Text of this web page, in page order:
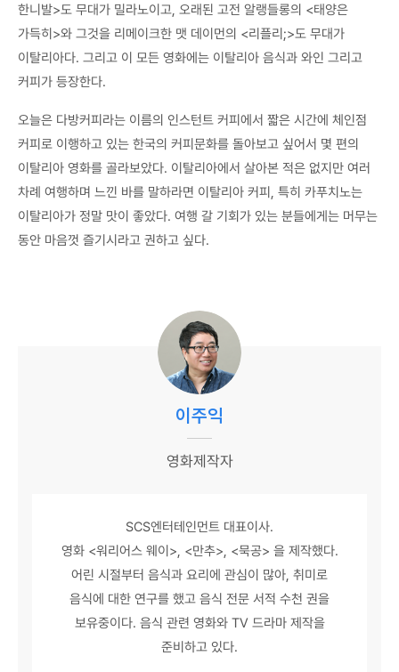
한니발>도 무대가 밀라노이고, 오래된 고전 알랭들롱의 <태양은
가득히>와 그것을 리메이크한 맷 데이먼의 <리플리;>도 무대가
이탈리아다. 그리고 이 모든 영화에는 이탈리아 음식과 와인 그리고
커피가 등장한다.
오늘은 다방커피라는 이름의 인스턴트 커피에서 짧은 시간에 체인점
커피로 이행하고 있는 한국의 커피문화를 돌아보고 싶어서 몇 편의
이탈리아 영화를 골라보았다. 이탈리아에서 살아본 적은 없지만 여러
차례 여행하며 느낀 바를 말하라면 이탈리아 커피, 특히 카푸치노는
이탈리아가 정말 맛이 좋았다. 여행 갈 기회가 있는 분들에게는 머무는
동안 마음껏 즐기시라고 권하고 싶다.
이주익
영화제작자
SCS엔터테인먼트 대표이사.
영화 <워리어스 웨이>, <만추>, <묵공> 을 제작했다.
어린 시절부터 음식과 요리에 관심이 많아, 취미로
음식에 대한 연구를 했고 음식 전문 서적 수천 권을
보유중이다. 음식 관련 영화와 TV 드라마 제작을
준비하고 있다.